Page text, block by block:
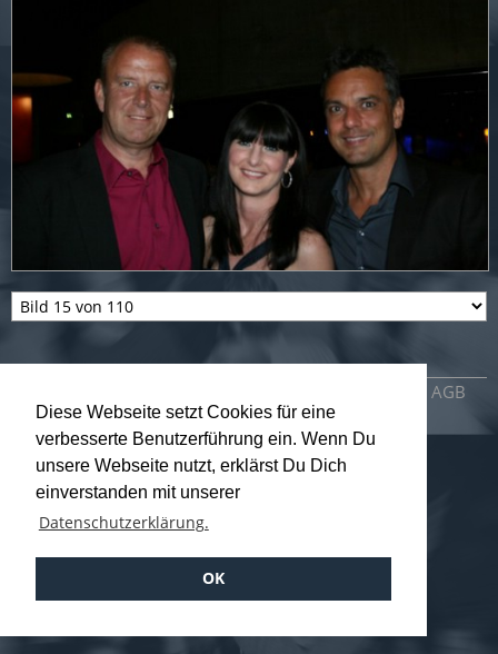
Diese Webseite setzt Cookies für eine
verbesserte Benutzerführung ein. Wenn Du
unsere Webseite nutzt, erklärst Du Dich
einverstanden mit unserer
Datenschutzerklärung.
OK
AGB